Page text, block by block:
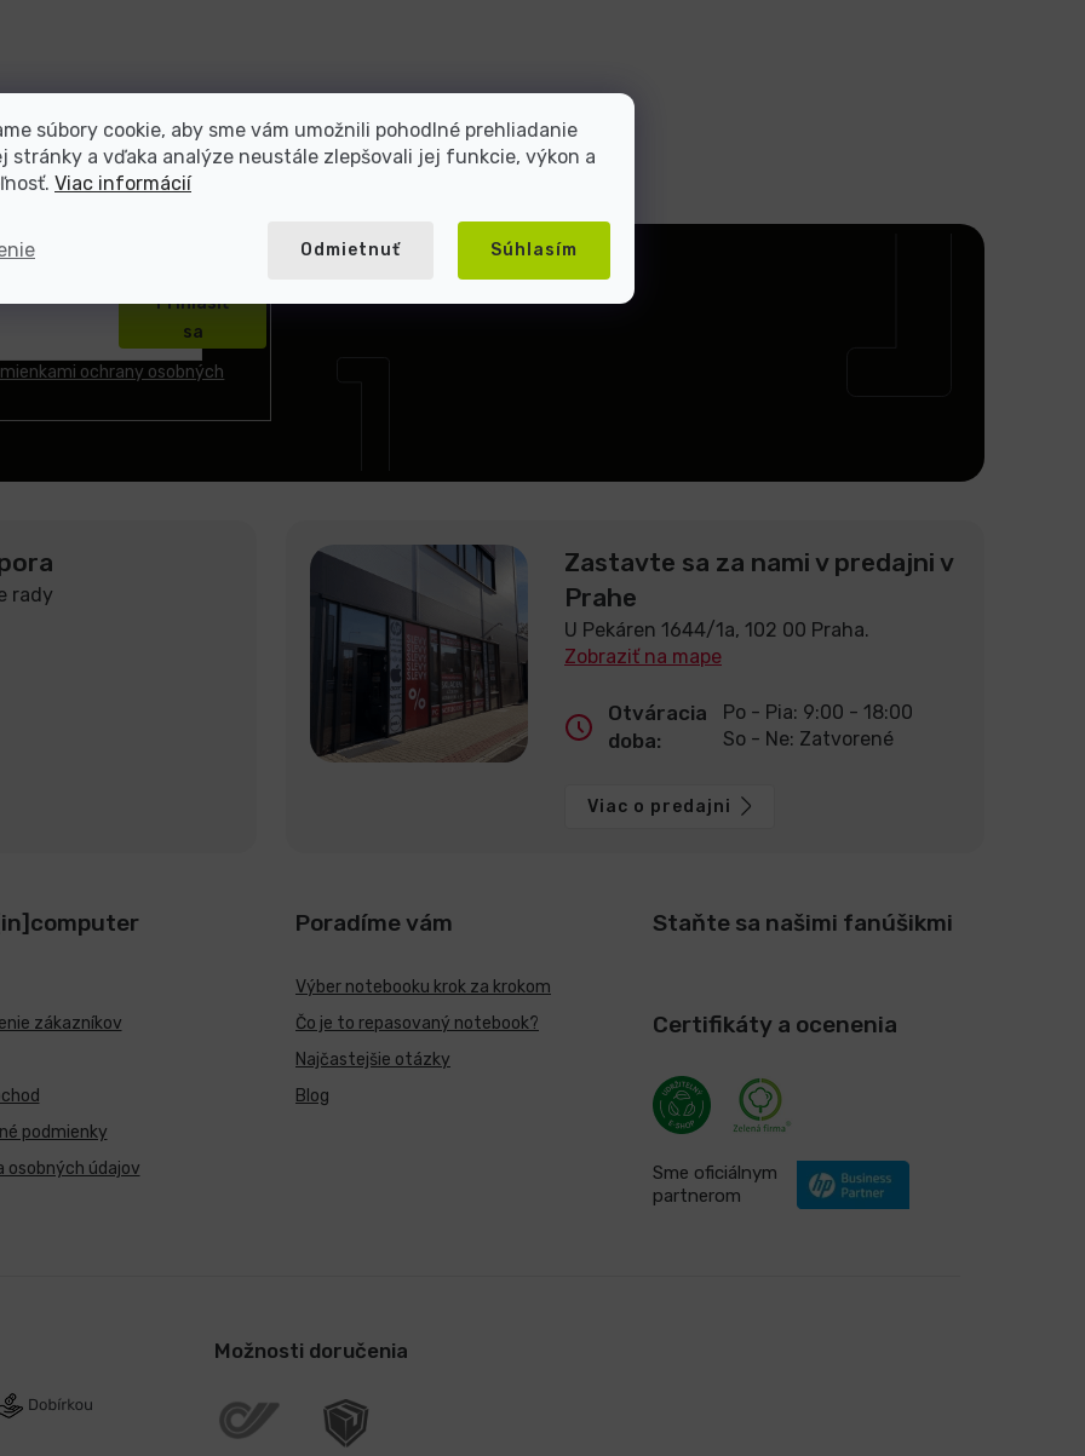
súbory cookie, aby sme vám umožnili pohodlné prehliadanie
stránky a vďaka analýze neustále zlepšovali jej funkcie, výkon a
Viac informácií
Odmietnuť Súhlasím
ochrany osobných
Prihlásiť
sa
rady
Zastavte sa za nami v predajni v
Prahe
U Pekáren 1644/1a, 102 00 Praha.
Zobraziť na mape
Otváracia
doba:
Po - Pia: 9:00 - 18:00
So - Ne: Zatvorené
Viac o predajni
zákazníkov
podmienky
osobných údajov
Poradíme vám
Výber notebooku krok za krokom
Čo je to repasovaný notebook?
Najčastejšie otázky
Blog
Staňte sa našimi fanúšikmi
Certifikáty a ocenenia
Sme oficiálnym
partnerom
Možnosti doručenia